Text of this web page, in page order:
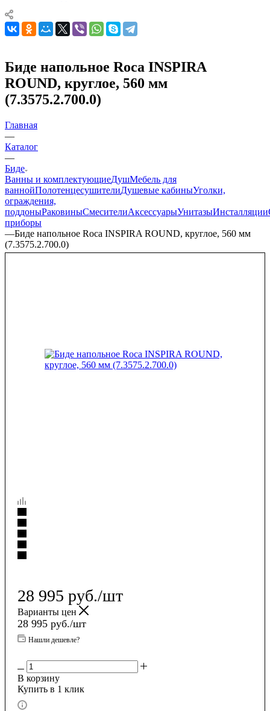
Биде напольное Roca INSPIRA
ROUND, круглое, 560 мм
(7.3575.2.700.0)
Главная
—
Каталог
—
Биде
Ванны и комплектующиеДушМебель для
ваннойПолотенцесушителиДушевые кабиныУголки,
ограждения,
поддоныРаковиныСмесителиАксессуарыУнитазыИнсталляции
приборы
—Биде напольное Roca INSPIRA ROUND, круглое, 560 мм
(7.3575.2.700.0)
28 995 руб./шт
Варианты цен
28 995 руб./шт
Нашли дешевле?
В корзину
Купить в 1 клик